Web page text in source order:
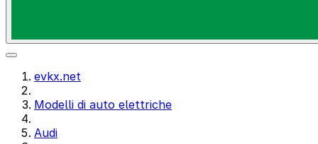
evkx.net
Modelli di auto elettriche
Audi